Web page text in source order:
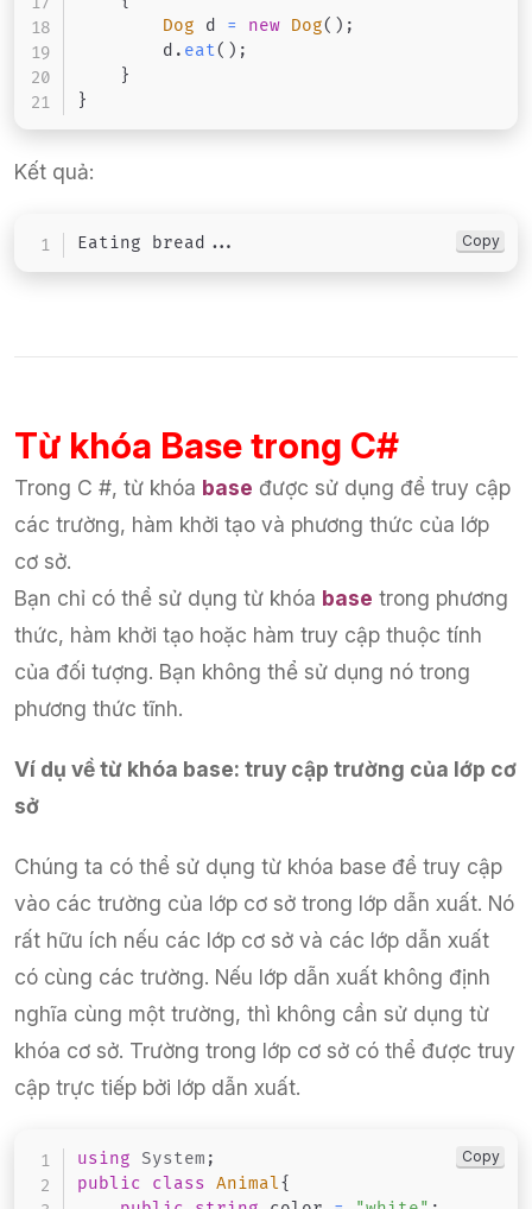
Dog d = new Dog( ) ;
        d
. eat( ) ;
}
}
Kết quả:
Eating bread ... Copy
Từ khóa Base trong C#
Trong C #, từ khóa base được sử dụng để truy cập
các trường, hàm khởi tạo và phương thức của lớp
cơ sở.
Bạn chỉ có thể sử dụng từ khóa base trong phương
thức, hàm khởi tạo hoặc hàm truy cập thuộc tính
của đối tượng. Bạn không thể sử dụng nó trong
phương thức tĩnh.
Ví dụ về từ khóa base: truy cập trường của lớp cơ
sở
Chúng ta có thể sử dụng từ khóa base để truy cập
vào các trường của lớp cơ sở trong lớp dẫn xuất. Nó
rất hữu ích nếu các lớp cơ sở và các lớp dẫn xuất
có cùng các trường. Nếu lớp dẫn xuất không định
nghĩa cùng một trường, thì không cần sử dụng từ
khóa cơ sở. Trường trong lớp cơ sở có thể được truy
cập trực tiếp bởi lớp dẫn xuất.
using System ;
public
class Animal{
Copy